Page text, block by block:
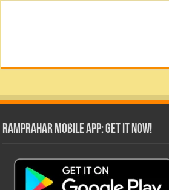
RamPrahar Mobile App: Get it Now!